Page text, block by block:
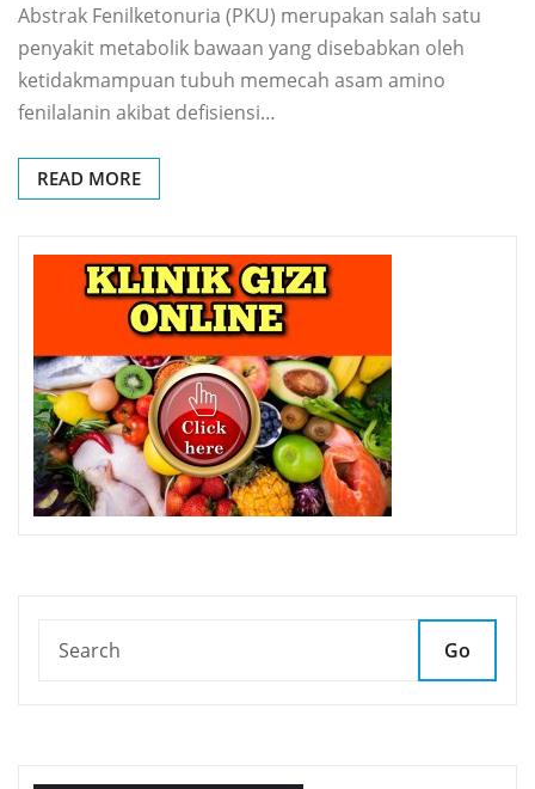
Abstrak Fenilketonuria (PKU) merupakan salah satu
penyakit metabolik bawaan yang disebabkan oleh
ketidakmampuan tubuh memecah asam amino
fenilalanin akibat defisiensi…
READ MORE
Go